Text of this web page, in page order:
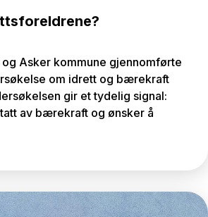
Asker kommune gjennomførte
om idrett og bærekraft
gir et tydelig signal:
av bærekraft og ønsker å